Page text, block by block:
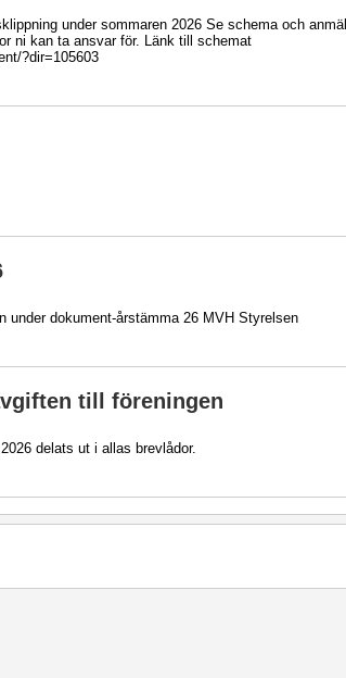
under sommaren 2026 Se schema och anmäl
ni kan ta ansvar för. Länk till schemat
?dir=105603
under dokument-årstämma 26 MVH Styrelsen
till föreningen
delats ut i allas brevlådor.